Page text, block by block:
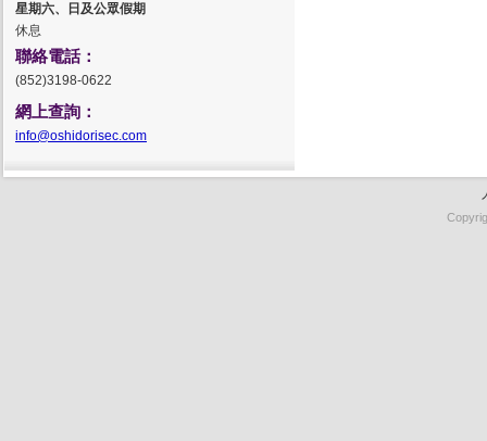
星期六、日及公眾假期
休息
聯絡電話：
(852)3198-0622
網上查詢：
info@oshidorisec.com